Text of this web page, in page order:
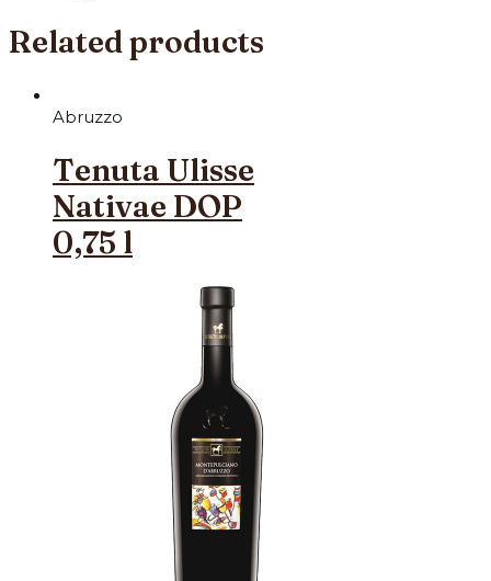
Related products
Abruzzo
Tenuta Ulisse
Nativae DOP
0,75 l